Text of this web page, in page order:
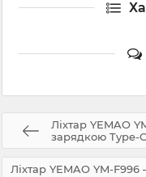
Ліхтар YEMAO
зарядкою Type-C
Ліхтар YEMAO YM-